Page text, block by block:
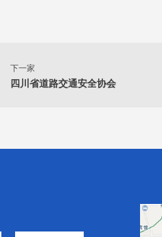
下一家
四川省道路交通安全协会